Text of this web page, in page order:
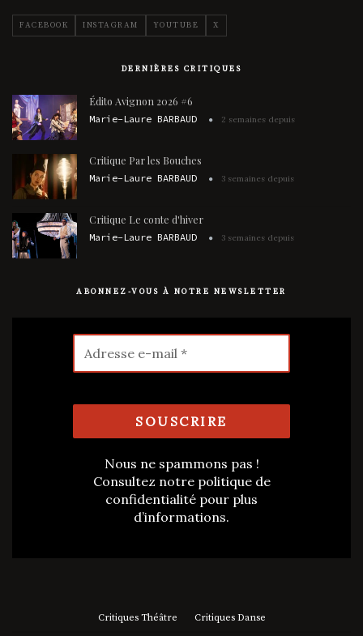
FACEBOOK INSTAGRAM YOUTUBE X
DERNIÈRES CRITIQUES
Édito Avignon 2026 #6
Marie-Laure BARBAUD 2 semaines depuis
Critique Par les Bouches
Marie-Laure BARBAUD 3 semaines depuis
Critique Le conte d'hiver
Marie-Laure BARBAUD 3 semaines depuis
ABONNEZ-VOUS À NOTRE NEWSLETTER
Nous ne spammons pas !
Consultez notre politique de
confidentialité pour plus
d’informations.
Critiques Théâtre Critiques Danse